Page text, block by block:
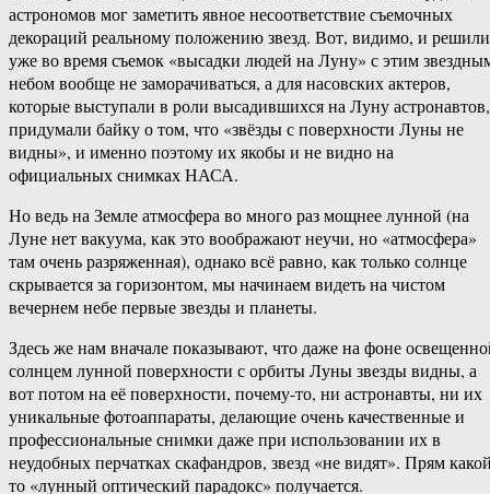
астрономов мог заметить явное несоответствие съемочных
декораций реальному положению звезд. Вот, видимо, и решили
уже во время съемок «высадки людей на Луну» с этим
небом вообще не заморачиваться, а для насовских актеров,
которые выступали в роли высадившихся на Луну астронавтов,
придумали байку о том, что «звёзды с поверхности Луны не
видны», и именно поэтому их якобы и не видно на
официальных снимках НАСА.
Но ведь на Земле атмосфера во много раз мощнее лунной (на
Луне нет вакуума, как это воображают неучи, но «атмосфера»
там очень разряженная), однако всё равно, как только солнце
скрывается за горизонтом, мы начинаем видеть на чистом
вечернем небе первые звезды и планеты.
Здесь же нам вначале показывают, что даже на фоне
солнцем лунной поверхности с орбиты Луны звезды видны, а
вот потом на её поверхности, почему-то, ни астронавты, ни их
уникальные фотоаппараты, делающие очень качественные и
профессиональные снимки даже при использовании их в
неудобных перчатках скафандров, звезд «не видят». Прям
то «лунный оптический парадокс» получается.